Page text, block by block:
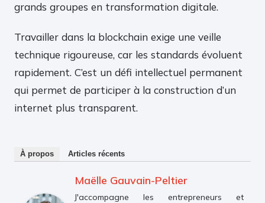
grands groupes en transformation digitale.
Travailler dans la blockchain exige une veille
technique rigoureuse, car les standards évoluent
rapidement. C’est un défi intellectuel permanent
qui permet de participer à la construction d’un
internet plus transparent.
À propos Articles récents
Maëlle Gauvain-Peltier
J'accompagne les entrepreneurs et